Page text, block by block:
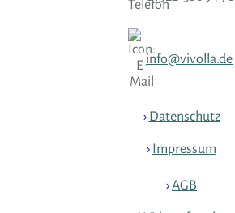
info@vivolla.de
›Datenschutz
›Impressum
›AGB